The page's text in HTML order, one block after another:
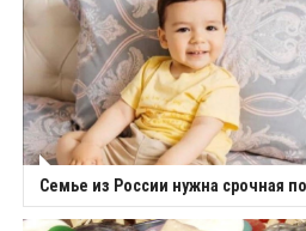
Семье из России нужна срочная